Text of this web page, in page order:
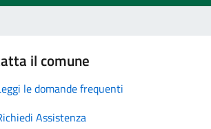
il comune
le domande frequenti
Assistenza